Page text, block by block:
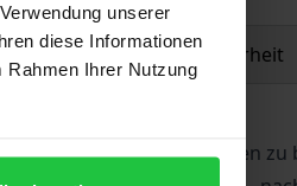
unserer
diese Informationen
Rahmen Ihrer Nutzung
Produktsicherheit
reden? Um diese Fragen